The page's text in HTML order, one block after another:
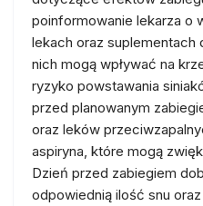
poinformowanie lekarza o
lekach oraz suplementach
nich mogą wpływać na
ryzyko powstawania
przed planowanym
oraz leków
aspiryna, które mogą
Dzień przed zabiegiem
odpowiednią ilość snu